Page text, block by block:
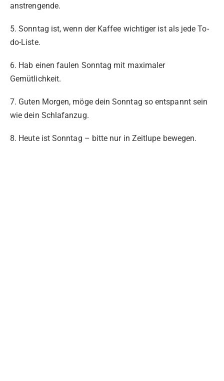
anstrengende.
5. Sonntag ist, wenn der Kaffee wichtiger ist als jede To-
do-Liste.
6. Hab einen faulen Sonntag mit maximaler
Gemütlichkeit.
7. Guten Morgen, möge dein Sonntag so entspannt sein
wie dein Schlafanzug.
8. Heute ist Sonntag – bitte nur in Zeitlupe bewegen.